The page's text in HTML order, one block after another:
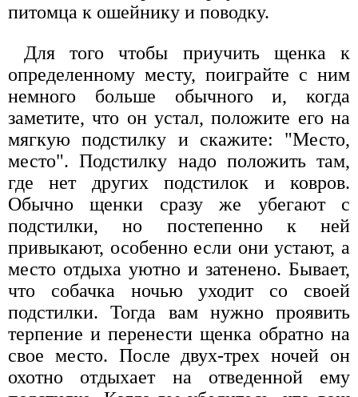
питомца к ошейнику и поводку.
Для того чтобы приучить щенка к
определенному месту, поиграйте с ним
немного больше обычного и, когда
заметите, что он устал, положите его на
мягкую подстилку и скажите: "Место,
место". Подстилку надо положить там,
где нет других подстилок и ковров.
Обычно щенки сразу же убегают с
подстилки, но постепенно к ней
привыкают, особенно если они устают, а
место отдыха уютно и затенено. Бывает,
что собачка ночью уходит со своей
подстилки. Тогда вам нужно проявить
терпение и перенести щенка обратно на
свое место. После двух-трех ночей он
охотно отдыхает на отведенной ему